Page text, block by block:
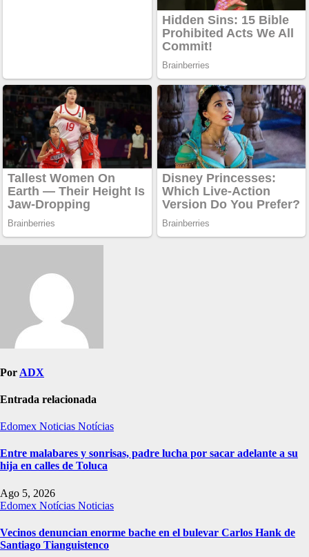
Por ADX
Entrada relacionada
Edomex Noticias Notícias
Entre malabares y sonrisas, padre lucha por sacar adelante a su
hija en calles de Toluca
Ago 5, 2026
Edomex Notícias Noticias
Vecinos denuncian enorme bache en el bulevar Carlos Hank de
Santiago Tianguistenco